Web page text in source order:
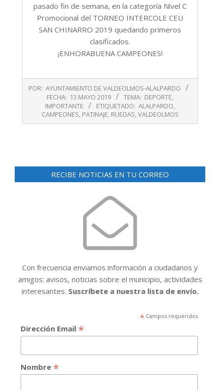
pasado fin de semana, en la categoría Nivel C
Promocional del TORNEO INTERCOLE CEU
SAN CHINARRO 2019 quedando primeros
clasificados.
¡ENHORABUENACAMPEONES!
05-
POR: AYUNTAMIENTO DE VALDEOLMOS-ALALPARDO
FECHA: 13 MAYO 2019 TEMA: DEPORTE
IMPORTANTE
ETIQUETADO: ALALPARDO
CAMPEONES PATINAJE RUEDAS VALDEOLMOS
RECIBE NOTICIAS EN TU CORREO
Con frecuencia enviamos información a ciudadanos y
amigos: avisos, noticias sobre el municipio, actividades
interesantes. Suscríbete a nuestra lista de envío.
*Campos requeridos
Dirección Email *
Nombre *